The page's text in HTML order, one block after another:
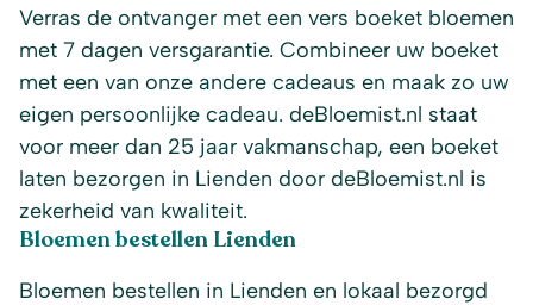
Verras de ontvanger met een vers boeket bloemen
met 7 dagen versgarantie. Combineer uw boeket
met een van onze andere cadeaus en maak zo uw
eigen persoonlijke cadeau. deBloemist.nl staat
voor meer dan 25 jaar vakmanschap, een boeket
laten bezorgen in Lienden door deBloemist.nl is
zekerheid van kwaliteit.
Bloemen bestellen Lienden
Bloemen bestellen in Lienden en lokaal bezorgd